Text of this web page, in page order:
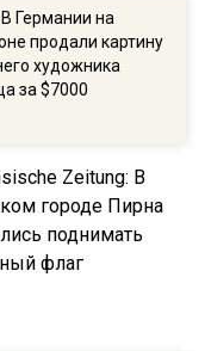
В Германии на
продали картину
художника
за $7000